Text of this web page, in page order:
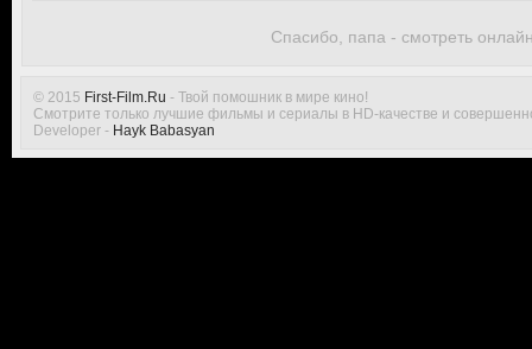
Спасибо, папа - смотреть
© 2015 First-Film.Ru - Твой помошник в мире кино!
Смотрите только лучшие фильмы и сериалы в HD-качестве и
Developer - Hayk Babasyan